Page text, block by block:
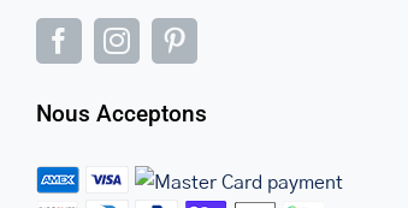
Nous Acceptons